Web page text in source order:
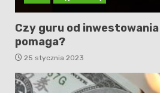
Czy guru od
pomaga?
25 stycznia 2023